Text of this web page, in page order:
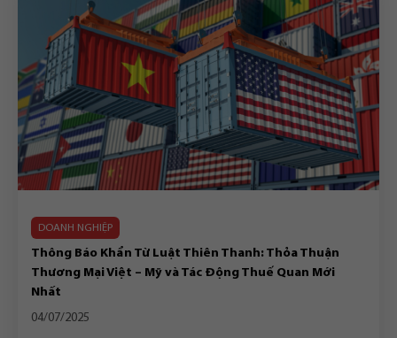
DOANH NGHIỆP
Thông Báo Khẩn Từ Luật Thiên Thanh: Thỏa Thuận
Thương Mại Việt – Mỹ và Tác Động Thuế Quan Mới
Nhất
04/07/2025